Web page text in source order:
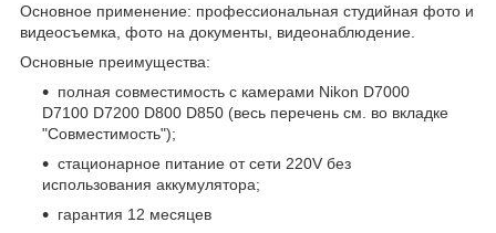
Основное применение: профессиональная студийная фото и
видеосъемка, фото на документы, видеонаблюдение.
Основные преимущества:
полная совместимость с камерами Nikon D7000
D7100 D7200 D800 D850 (весь перечень см. во вкладке
"Совместимость");
стационарное питание от сети 220V без
использования аккумулятора;
гарантия 12 месяцев